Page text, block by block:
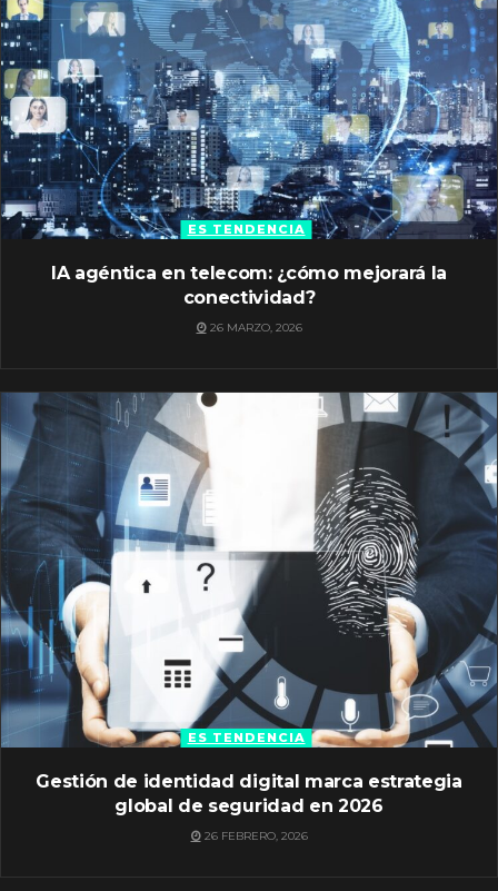
ES TENDENCIA
IA agéntica en telecom: ¿cómo mejorará la
conectividad?
26 MARZO, 2026
ES TENDENCIA
Gestión de identidad digital marca estrategia
global de seguridad en 2026
26 FEBRERO, 2026